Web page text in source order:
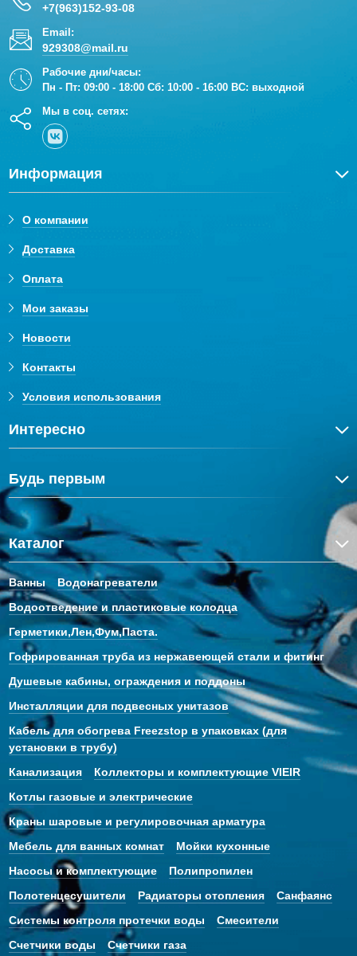
+7(963)152-93-08
Email:
929308@mail.ru
Рабочие дни/часы:
Пн - Пт: 09:00 - 18:00 Сб: 10:00 - 16:00 ВС: выходной
Мы в соц. сетях:
Информация
О компании
Доставка
Оплата
Мои заказы
Новости
Контакты
Условия использования
Интересно
Будь первым
Каталог
Ванны
Водонагреватели
Водоотведение и пластиковые колодца
Герметики,Лен,Фум,Паста.
Гофрированная труба из нержавеющей стали и фитинг
Душевые кабины, ограждения и поддоны
Инсталляции для подвесных унитазов
Кабель для обогрева Freezstop в упаковках (для
установки в трубу)
Канализация
Коллекторы и комплектующие VIEIR
Котлы газовые и электрические
Краны шаровые и регулировочная арматура
Мебель для ванных комнат
Мойки кухонные
Насосы и комплектующие
Полипропилен
Полотенцесушители
Радиаторы отопления
Санфаянс
Системы контроля протечки воды
Смесители
Счетчики воды
Счетчики газа